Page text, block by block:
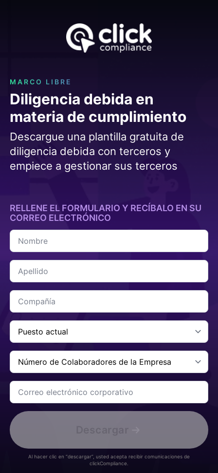
MARCO LIBRE
Diligencia debida en
materia de cumplimiento
Descargue una plantilla gratuita de
diligencia debida con terceros y
empiece a gestionar sus terceros
RELLENE EL FORMULARIO Y RECÍBALO EN SU
CORREO ELECTRÓNICO
Nombre
Apellido
Compañía
Carga
Actual
*
Número
Colaboradores
la
Empresa
*
Correo
electrónico
corporativo
Al hacer clic en “descargar”, usted acepta recibir comunicaciones de
clickCompliance.